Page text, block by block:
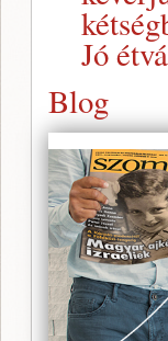
Jó
Blog